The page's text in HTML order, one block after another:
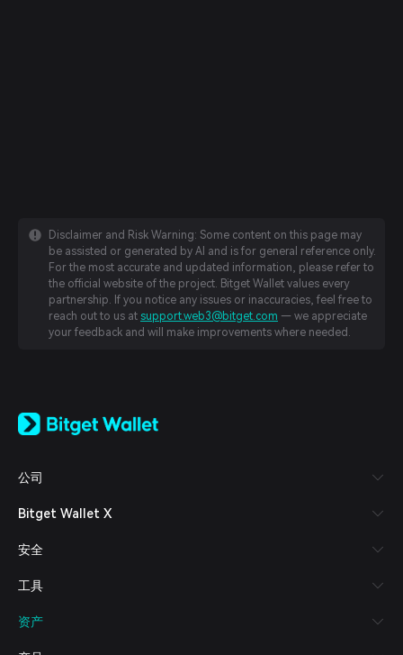
Disclaimer and Risk Warning: Some content on this page may
be assisted or generated by AI and is for general reference only.
For the most accurate and updated information, please refer to
the official website of the project. Bitget Wallet values every
partnership. If you notice any issues or inaccuracies, feel free to
reach out to us at support.web3@bitget.com — we appreciate
your feedback and will make improvements where needed.
日本語
Español (Latinoamérica)
Italiano
Deutsch
繁體中文
Bahasa Indonesia
ภาษาไทย
公司
Bitget Wallet X
安全
工具
资产